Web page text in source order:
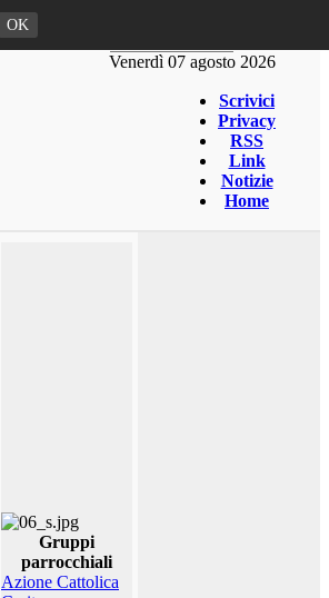
Venerdì 07 agosto 2026
Scrivici
Privacy
RSS
Link
Notizie
Home
Gruppi
parrocchiali
Azione Cattolica
OK